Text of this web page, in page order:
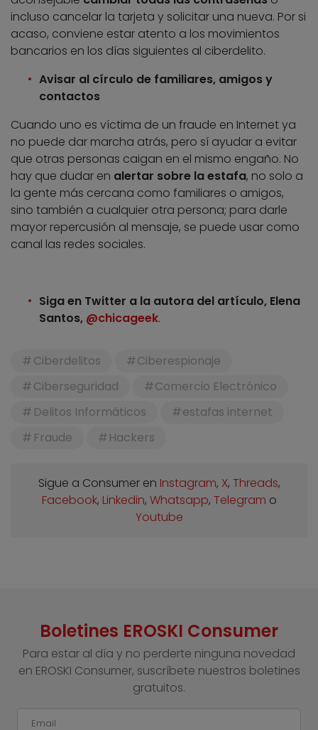
incluso cancelar la tarjeta y solicitar una nueva. Por si
acaso, conviene estar atento a los movimientos
bancarios en los días siguientes al ciberdelito.
Avisar al círculo de familiares, amigos y
contactos
Cuando uno es víctima de un fraude en Internet ya
no puede dar marcha atrás, pero sí ayudar a evitar
que otras personas caigan en el mismo engaño. No
hay que dudar en alertar sobre la estafa, no solo a
la gente más cercana como familiares o amigos,
sino también a cualquier otra persona; para darle
mayor repercusión al mensaje, se puede usar como
canal las redes sociales.
Siga en Twitter a la autora del artículo, Elena
Santos, @chicageek.
Ciberdelitos
Ciberespionaje
Ciberseguridad
Comercio Electrónico
Delitos Informáticos
estafas internet
Fraude
Hackers
Sigue a Consumer en Instagram, X, Threads,
Facebook, Linkedin, Whatsapp, Telegram o
Youtube
Boletines EROSKI Consumer
Para estar al día y no perderte ninguna novedad
en EROSKI Consumer, suscríbete nuestros boletines
gratuitos.